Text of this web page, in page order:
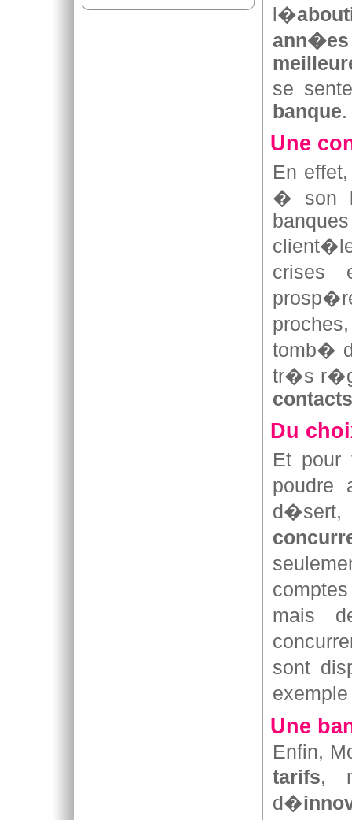
l�
ann�es
se
banque.
Une
En
� son
crises
tomb�
tr�s
Du
Et
poudre
d�sert,
mais
sont
Une
Enfin,
tarifs,
d�